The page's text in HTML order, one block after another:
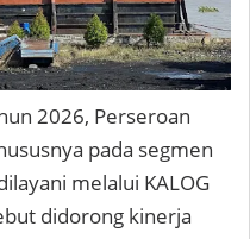
2026, Perseroan
pada segmen
melalui KALOG
didorong kinerja